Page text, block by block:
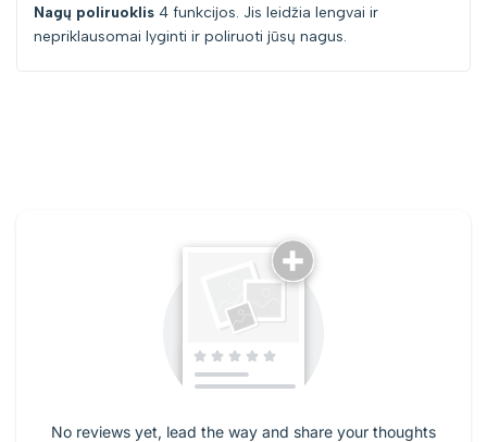
{{ {{
Nagų poliruoklis 4 funkcijos. Jis leidžia lengvai ir
nepriklausomai lyginti ir poliruoti jūsų nagus.
No reviews yet, lead the way and share your thoughts